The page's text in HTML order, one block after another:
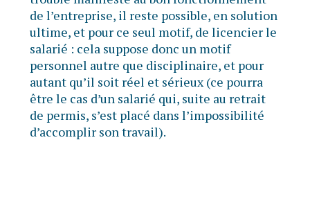
de l’entreprise, il reste possible, en solution
ultime, et pour ce seul motif, de licencier le
salarié : cela suppose donc un motif
personnel autre que disciplinaire, et pour
autant qu’il soit réel et sérieux (ce pourra
être le cas d’un salarié qui, suite au retrait
de permis, s’est placé dans l’impossibilité
d’accomplir son travail).